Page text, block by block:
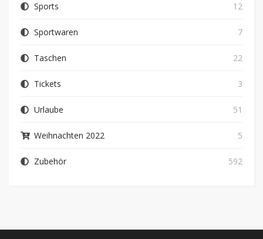
Sports 12
Sportwaren 7
Taschen 22
Tickets 3
Urlaube 51
Weihnachten 2022 5
Zubehör 592